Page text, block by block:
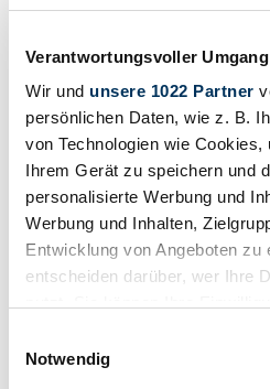
Verantwortungsvoller
Wir und unsere 1022 Partner
persönlichen Daten, wie z. B.
von Technologien wie
Ihrem Gerät zu speichern und
personalisierte Werbung und
Werbung und Inhalten,
Entwicklung von Angeboten zu
entscheiden darüber, wer Ihre
Trigger Symbol ändern oder
Notwendig
39.900 €